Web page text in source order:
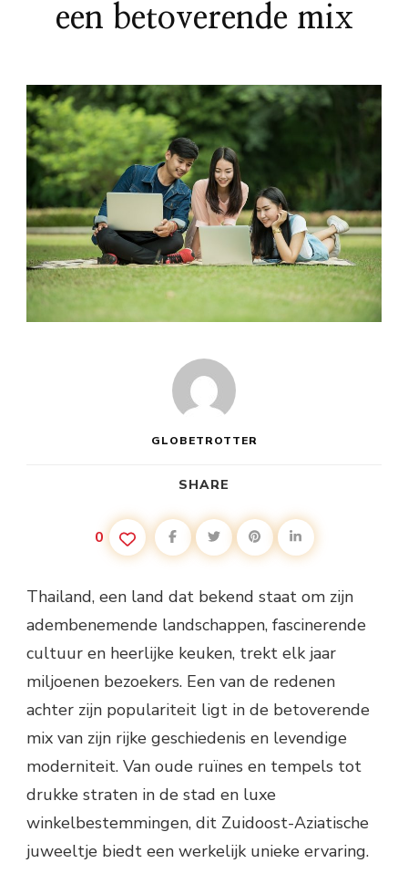
een betoverende mix
GLOBETROTTER
SHARE
0
Thailand, een land dat bekend staat om zijn
adembenemende landschappen, fascinerende
cultuur en heerlijke keuken, trekt elk jaar
miljoenen bezoekers. Een van de redenen
achter zijn populariteit ligt in de betoverende
mix van zijn rijke geschiedenis en levendige
moderniteit. Van oude ruïnes en tempels tot
drukke straten in de stad en luxe
winkelbestemmingen, dit Zuidoost-Aziatische
juweeltje biedt een werkelijk unieke ervaring.